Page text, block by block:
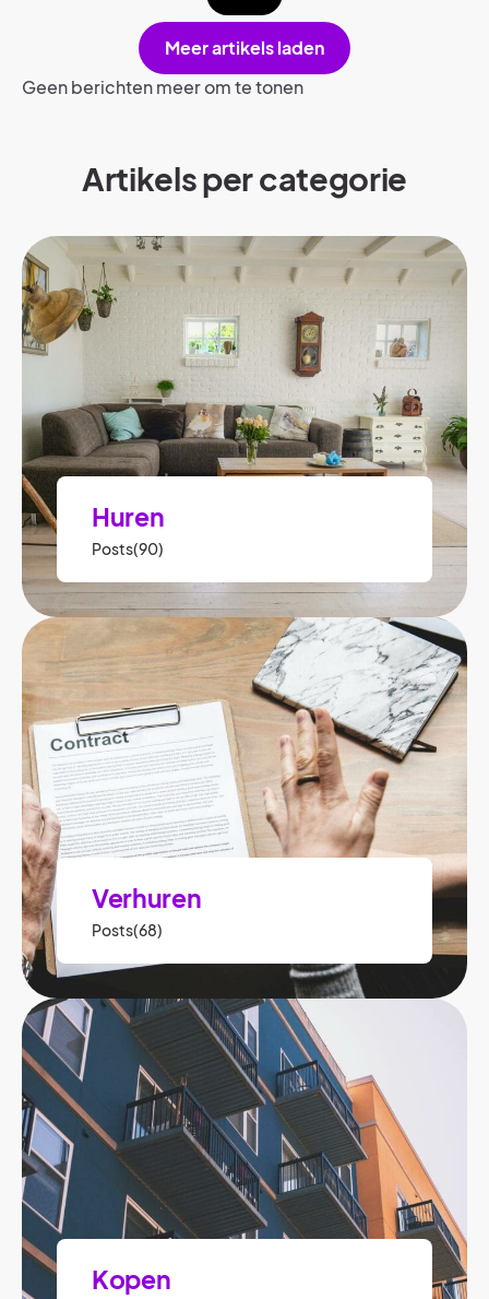
Meer artikels laden
Geen berichten meer om te tonen
Artikels per categorie​
Huren
Posts(90)
Verhuren
Posts(68)
Kopen